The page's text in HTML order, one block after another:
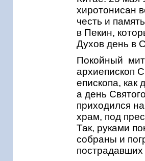
хиротонисан
честь и
в Пекин,
Духов день в
Покойный
архиепископ
епископа,
а день
приходился
храм, под
Так, руками
собраны и